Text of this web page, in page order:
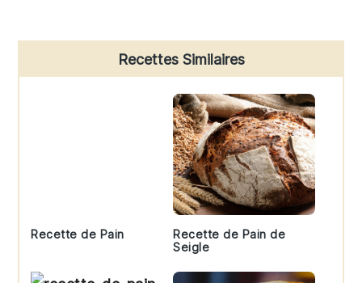
Sidebar
Recettes Similaires
Recette de Pain
Recette de Pain de
Seigle